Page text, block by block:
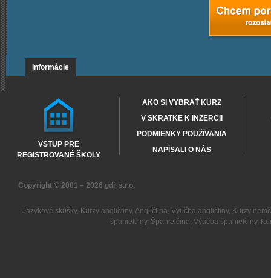
Informácie
VSTUP PRE
REGISTROVANÉ ŠKOLY
AKO SI VYBRAŤ KURZ
V SKRATKE K INZERCII
PODMIENKY POUŽÍVANIA
NAPÍSALI O NÁS
Copyright © 2001 – 2026 gdi, s.r.o.
Jazykové skúšky, Kurzy angličtiny, Angličtina, Výučba angličtiny, Kurzy
španielčiny, Španielčina, Výučba španielčiny,